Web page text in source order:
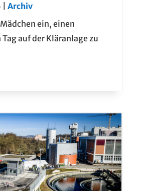
Archiv
ein, einen
auf der Kläranlage zu